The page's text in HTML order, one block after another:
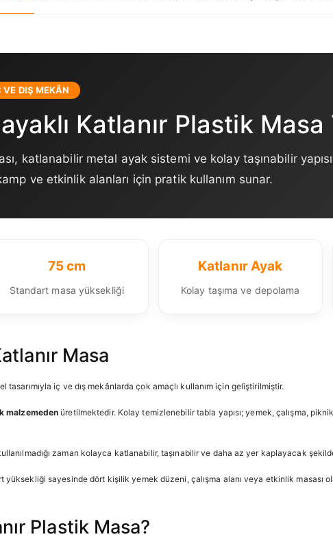
DIŞ MEKÂN
Katlanır Plastik Masa
katlanabilir metal ayak sistemi ve kolay taşınabilir
ve etkinlik alanları için pratik kullanım sunar.
75 cm
Standart masa yüksekliği
Katlanır Ayak
Kolay taşıma ve depolama
Masa
iç ve dış mekânlarda çok amaçlı kullanım için geliştirilmiştir.
malzemeden üretilmektedir. Kolay temizlenebilir tabla yapısı; yemek, çalışma,
zaman kolayca katlanabilir, taşınabilir ve daha az yer kaplayacak
sayesinde dört kişilik yemek düzeni, çalışma alanı veya etkinlik masası
Plastik Masa?